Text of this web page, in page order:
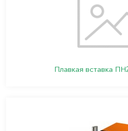
Плавкая вставка